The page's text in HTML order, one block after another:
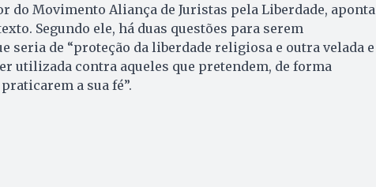
do Movimento Aliança de Juristas pela Liberdade, aponta
Segundo ele, há duas questões para serem
seria de “proteção da liberdade religiosa e outra velada e
utilizada contra aqueles que pretendem, de forma
a sua fé”.